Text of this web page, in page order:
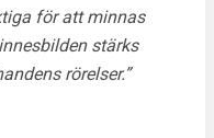
för att minnas
stärks
rörelser.”